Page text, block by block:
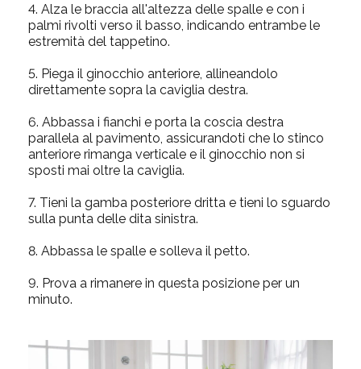
4. Alza le braccia all'altezza delle spalle e con i
palmi rivolti verso il basso, indicando entrambe le
estremità del tappetino.
5. Piega il ginocchio anteriore, allineandolo
direttamente sopra la caviglia destra.
6. Abbassa i fianchi e porta la coscia destra
parallela al pavimento, assicurandoti che lo stinco
anteriore rimanga verticale e il ginocchio non si
sposti mai oltre la caviglia.
7. Tieni la gamba posteriore dritta e tieni lo sguardo
sulla punta delle dita sinistra.
8. Abbassa le spalle e solleva il petto.
9. Prova a rimanere in questa posizione per un
minuto.